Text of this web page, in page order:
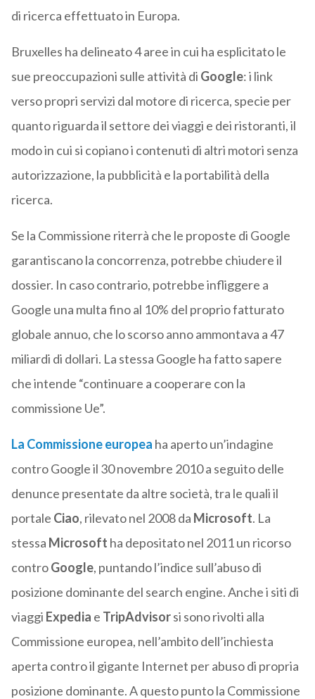
di ricerca effettuato in Europa.
Bruxelles ha delineato 4 aree in cui ha esplicitato le
sue preoccupazioni sulle attività di Google: i link
verso propri servizi dal motore di ricerca, specie per
quanto riguarda il settore dei viaggi e dei ristoranti, il
modo in cui si copiano i contenuti di altri motori senza
autorizzazione, la pubblicità e la portabilità della
ricerca.
Se la Commissione riterrà che le proposte di Google
garantiscano la concorrenza, potrebbe chiudere il
dossier. In caso contrario, potrebbe infliggere a
Google una multa fino al 10% del proprio fatturato
globale annuo, che lo scorso anno ammontava a 47
miliardi di dollari. La stessa Google ha fatto sapere
che intende “continuare a cooperare con la
commissione Ue”.
La Commissione europea ha aperto un’indagine
contro Google il 30 novembre 2010 a seguito delle
denunce presentate da altre società, tra le quali il
portale Ciao, rilevato nel 2008 da Microsoft. La
stessa Microsoft ha depositato nel 2011 un ricorso
controGoogle, puntando l’indice sull’abuso di
posizione dominante del search engine. Anche i siti di
viaggi Expedia e TripAdvisorsi sono rivolti alla
Commissione europea, nell’ambito dell’inchiesta
aperta contro il gigante Internet per abuso di propria
posizione dominante. A questo punto la Commissione